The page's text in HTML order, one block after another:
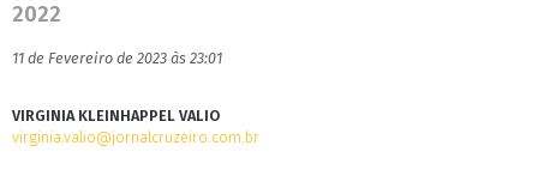
2022
11 de Fevereiro de 2023 às 23:01
VIRGINIA KLEINHAPPEL VALIO
virginia.valio@jornalcruzeiro.com.br